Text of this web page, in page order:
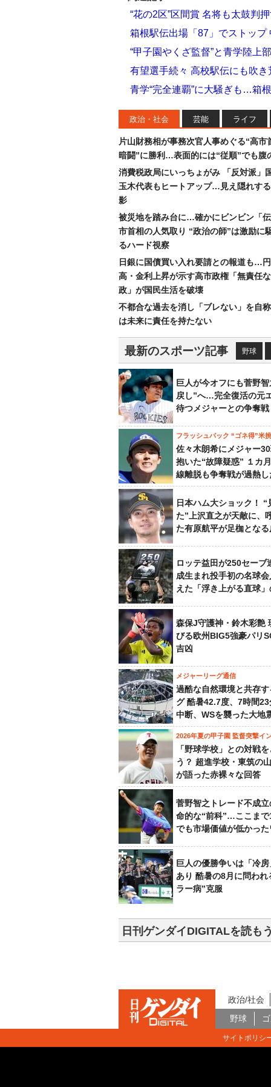
“花の2区”区間賞 名将も太鼓判
箱根駅伝出場「87」でストップ
“甲子園やくざ監督”と青学陸上
有望選手続々 高校駅伝にも吹き
青学“完全連覇”に大騒ぎも…箱
政治・社会 芸能 ライフ
片山財務相が事務次官人事めぐる“高市
暗闘”に勝利…表面的には“従順”でも腹
消費税政局にいっちょがみ 「反対派」
玉木代表もヒートアップ…見え隠れす
影
被災地を踏み台に…確かにビンビン「
市首相の人気取り “政治の師”は激励に
るハード視察
日銀に国債買い入れ要請との報道も…
高・金利上昇が示す高市政権「無責任
政」が国民生活を破壊
不都合な過去を消し「ブレない」を自
は未来に責任を持たない
最新のスポーツ記事 野球
巨人が今オフにも菅野
戻し”へ…完全復活の元
待つメジャーとの争奪戦
フラッシュバック “ゴネ得”米
佐々木朗希にメジャー
抱いた“故障疑惑” １カ
線離脱も争奪戦が過熱
日本ハム大ショック！ “
た”上沢直之が天敵に、
た有原航平が足枷となる
ロッテ益田が250セーブ
成生まれ投手初の名球
えた「浮き上がる直球
森保J守護神・鈴木彩艶
びる欧州BIG5強豪パリ
吉凶
メジャーリーグ通信
過酷な自然環境と共存
グ 酷暑42.7度、7時間
中断、WSを襲った大地
2026年夏の甲子園 監督突撃イ
「野球学校」との対戦
う？ 超進学校・東筑の
が語った赤裸々な回答
菅野智之トレード不成
命的な“前科”…ここまで
でも市場価値が低かった
巨人の優勝争いは「冷
あり 酷暑の8月に問われ
ラー病”克服
日刊ゲンダイDIGITALを読も
政治/社会
野球
サイトポリシ